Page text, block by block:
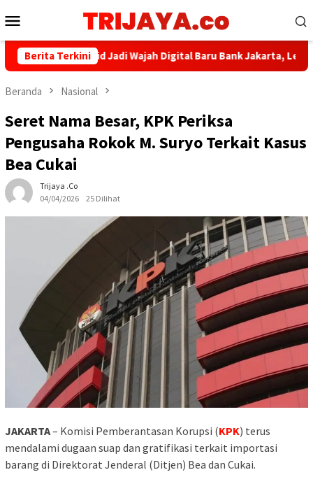
ke
Mobile
Berita TerkiniJadi Wajah Digital Baru Bank Jakarta, Lebih
Beranda Nasional
Seret Nama Besar, KPK Periksa
Pengusaha Rokok M. Suryo Terkait Kasus
Bea Cukai
Trijaya .co
04/04/2026
25 Dilihat
JAKARTA– Komisi Pemberantasan Korupsi (KPK) terus
mendalami dugaan suap dan gratifikasi terkait importasi
barang di Direktorat Jenderal (Ditjen) Bea dan Cukai.